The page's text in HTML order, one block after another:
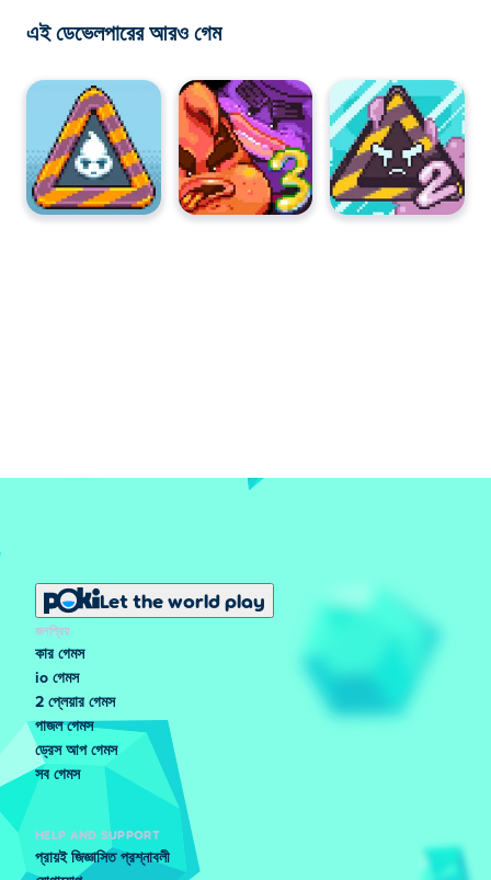
এই ডেভেলপারের আরও গেম
Let the world play
জনপ্রিয়
কার গেমস
io গেমস
2 প্লেয়ার গেমস
পাজল গেমস
ড্রেস আপ গেমস
সব গেমস
HELP AND SUPPORT
প্রায়ই জিজ্ঞাসিত প্রশ্নাবলী